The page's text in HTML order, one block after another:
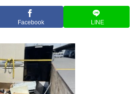
Facebook LINE